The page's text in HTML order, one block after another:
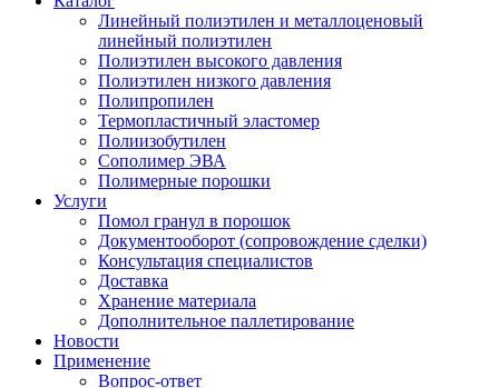
Линейный полиэтилен и металлоценовый
линейный полиэтилен
Полиэтилен высокого давления
Полиэтилен низкого давления
Полипропилен
Термопластичный эластомер
Полиизобутилен
Сополимер ЭВА
Полимерные порошки
Услуги
Помол гранул в порошок
Документооборот (сопровождение сделки)
Консультация специалистов
Доставка
Хранение материала
Дополнительное паллетирование
Новости
Применение
Вопрос-ответ